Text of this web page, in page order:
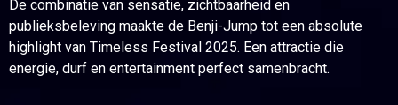
De combinatie van sensatie, zichtbaarheid en
publieksbeleving maakte de Benji-Jump tot een absolute
highlight van Timeless Festival 2025. Een attractie die
energie, durf en entertainment perfect samenbracht.